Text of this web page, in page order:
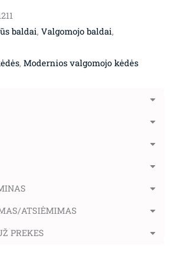
baldai, Valgomojo baldai,
, Modernios valgomojo kėdės
ATSIĖMIMAS
PREKES